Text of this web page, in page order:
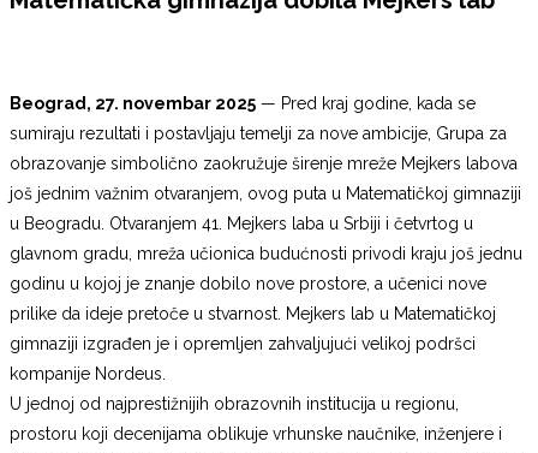
Beograd, 27. novembar 2025 — Pred kraj godine, kada se
sumiraju rezultati i postavljaju temelji za nove ambicije, Grupa za
obrazovanje simbolično zaokružuje širenje mreže Mejkers labova
još jednim važnim otvaranjem, ovog puta u Matematičkoj gimnaziji
u Beogradu. Otvaranjem 41. Mejkers laba u Srbiji i četvrtog u
glavnom gradu, mreža učionica budućnosti privodi kraju još jednu
godinu u kojoj je znanje dobilo nove prostore, a učenici nove
prilike da ideje pretoče u stvarnost. Mejkers lab u Matematičkoj
gimnaziji izgrađen je i opremljen zahvaljujući velikoj podršci
kompanije Nordeus.
U jednoj od najprestižnijih obrazovnih institucija u regionu,
prostoru koji decenijama oblikuje vrhunske naučnike, inženjere i